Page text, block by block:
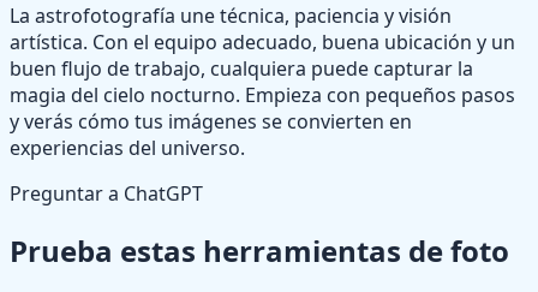
La astrofotografía une técnica, paciencia y visión
artística. Con el equipo adecuado, buena ubicación y un
buen flujo de trabajo, cualquiera puede capturar la
magia del cielo nocturno. Empieza con pequeños pasos
y verás cómo tus imágenes se convierten en
experiencias del universo.
Preguntar a ChatGPT
Prueba estas herramientas de foto